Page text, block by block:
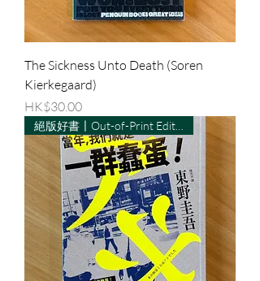
The Sickness Unto Death (Soren
Kierkegaard)
價格
HK$30.00